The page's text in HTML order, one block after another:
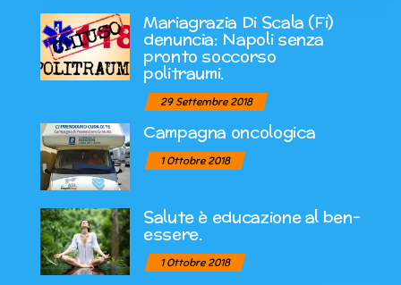
Mariagrazia Di Scala (Fi)
denuncia: Napoli senza
pronto soccorso
politraumi.
29 Settembre 2018
Campagna oncologica
1 Ottobre 2018
Salute è educazione al ben-
essere.
1 Ottobre 2018